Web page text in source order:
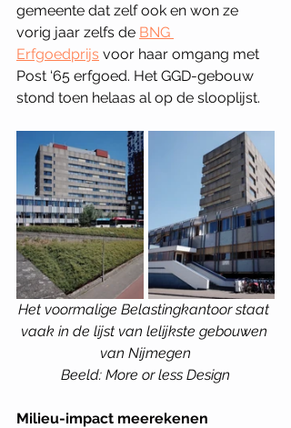
gemeente dat zelf ook en won ze
vorig jaar zelfs de BNG
Erfgoedprijs voor haar omgang met
Post ‘65 erfgoed. Het GGD-gebouw
stond toen helaas al op de slooplijst.
Het voormalige Belastingkantoor staat
vaak in de lijst van lelijkste gebouwen
van Nijmegen
Beeld: More or less Design
Milieu-impact meerekenen